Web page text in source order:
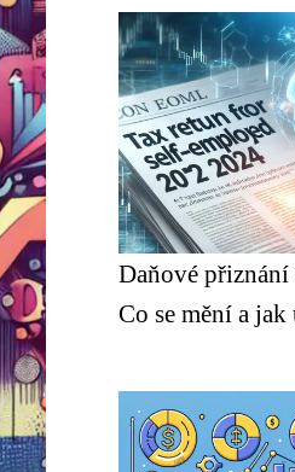
Daňové
Co se mění a jak